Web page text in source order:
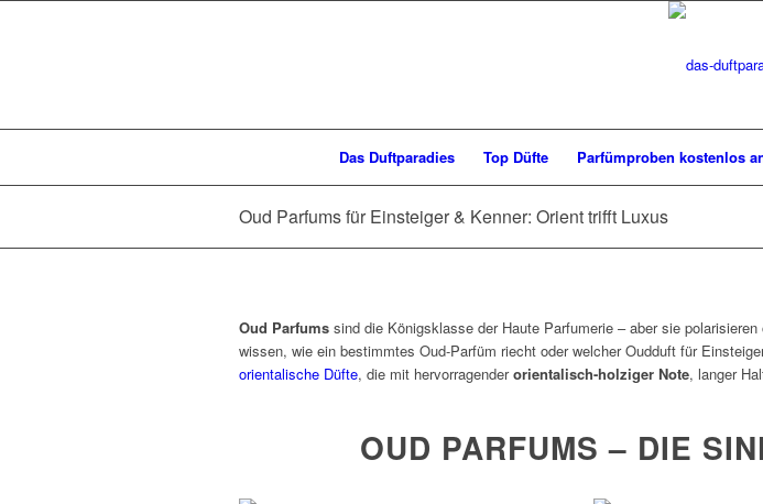
Das Duftparadies Top Düfte Parfümproben kostenlos
Oud Parfums für Einsteiger & Kenner: Orient trifft Luxus
Oud Parfums sind die Königsklasse der Haute Parfumerie – aber sie
wissen, wie ein bestimmtes Oud-Parfüm riecht oder welcher Oudduft für
orientalische Düfte, die mit hervorragenderorientalisch-holziger Note, langer
OUD PARFUMS – DIE